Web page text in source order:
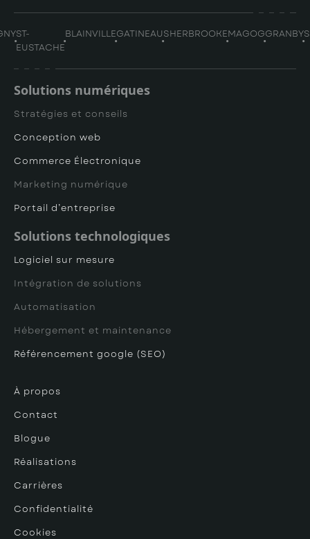
ST-
EUSTACHE
BLAINVILLEGATINEAUSHERBROOKEMAGOGGRANBY
Solutions numériques
Stratégies et conseils
Conception web
Commerce Électronique
Marketing numérique
Portail d’entreprise
Solutions technologiques
Logiciel sur mesure
Intégration de solutions
Automatisation
Hébergement et maintenance
Référencement google (SEO)
À propos
Contact
Blogue
Réalisations
Carrières
Confidentialité
Cookies